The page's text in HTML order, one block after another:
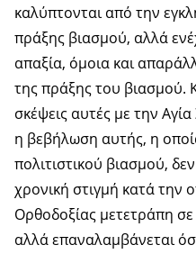
καλύπτονται από την
πράξης βιασμού, αλλά
απαξία, όμοια και
της πράξης του βιασμού.
σκέψεις αυτές με την
η βεβήλωση αυτής, η
πολιτιστικού βιασμού,
χρονική στιγμή κατά
Ορθοδοξίας μετετράπη
αλλά επαναλαμβάνεται